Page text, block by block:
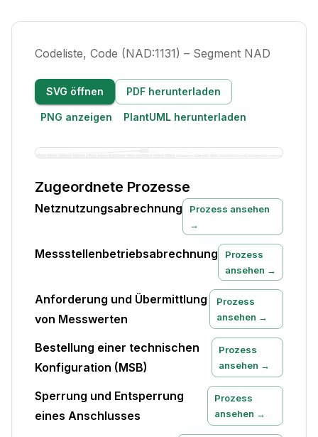
Codeliste, Code (NAD:1131) – Segment NAD
SVG öffnen PDF herunterladen
PNG anzeigen PlantUML herunterladen
Zugeordnete Prozesse
Netznutzungsabrechnung
Prozess ansehen
→
Messstellenbetriebsabrechnung
Prozess
ansehen →
Anforderung und Übermittlung
von Messwerten
Prozess
ansehen →
Bestellung einer technischen
Konfiguration (MSB)
Prozess
ansehen →
Sperrung und Entsperrung
eines Anschlusses
Prozess
ansehen →